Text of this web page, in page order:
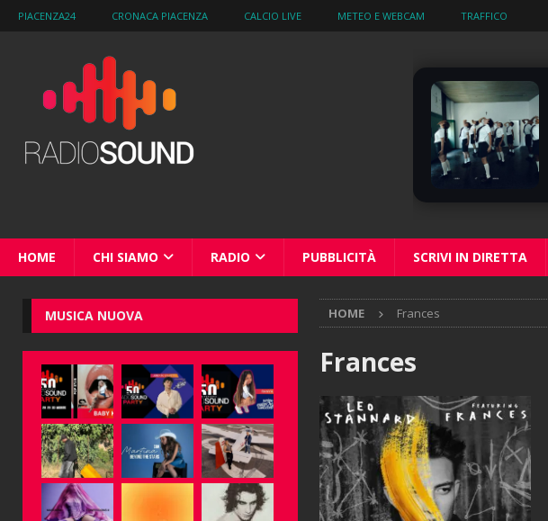
PIACENZA24 CRONACA PIACENZA CALCIO LIVE METEO E WEBCAM TRAFFICO
HOME CHI SIAMO RADIO PUBBLICITÀ SCRIVI IN DIRETTA
HOME Frances
Frances
MUSICA NUOVA